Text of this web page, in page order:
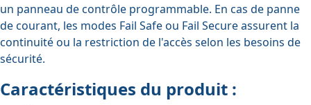
un panneau de contrôle programmable. En cas de panne
de courant, les modes Fail Safe ou Fail Secure assurent la
continuité ou la restriction de l'accès selon les besoins de
sécurité.
Caractéristiques du produit :